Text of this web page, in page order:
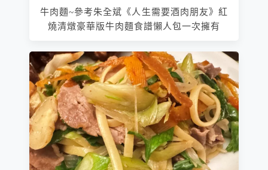
牛肉麵~參考朱全斌《人生需要酒肉朋友》紅
燒清燉豪華版牛肉麵食譜懶人包一次擁有